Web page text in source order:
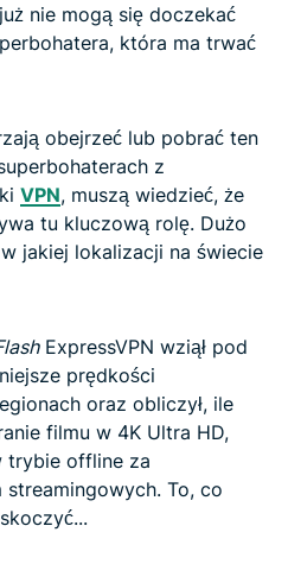
nie mogą się doczekać
która ma trwać
obejrzeć lub pobrać ten
z
VPN, muszą wiedzieć, że
tu kluczową rolę. Dużo
jakiej lokalizacji na świecie
ExpressVPN wziął pod
prędkości
oraz obliczył, ile
filmu w 4K Ultra HD,
trybie offline za
To, co